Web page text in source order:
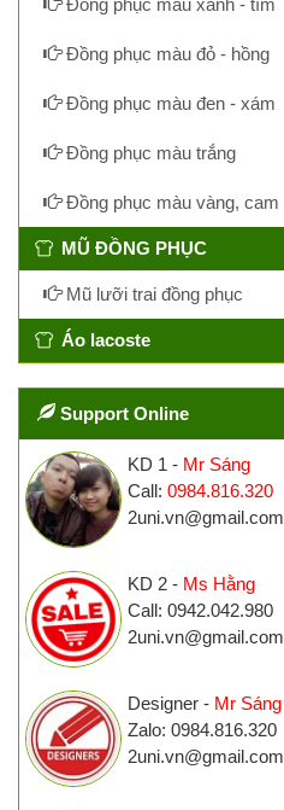
Đồng phục màu đỏ - hồng
Đồng phục màu đen - xám
Đồng phục màu trắng
Đồng phục màu vàng, cam
MŨ ĐỒNG PHỤC
Mũ lưỡi trai đồng phục
Áo lacoste
Support Online
KD 1 - Mr Sáng
Call: 0984.816.320
2uni.vn@gmail.com
KD 2 - Ms Hằng
Call: 0942.042.980
2uni.vn@gmail.com
Designer - Mr Sáng
Zalo: 0984.816.320
2uni.vn@gmail.com